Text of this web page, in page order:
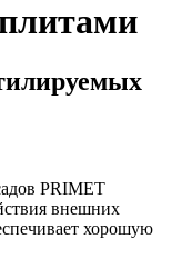
PRIMET
внешних
хорошую